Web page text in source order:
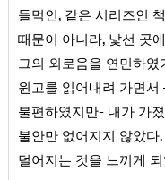
들먹인, 같은 시리즈인
때문이 아니라, 낯선 곳
그의 외로움을 연민하였
원고를 읽어내려 가면
불편하였지만- 내가 가
불안만 없어지지 않았다.
덜어지는 것을 느끼게